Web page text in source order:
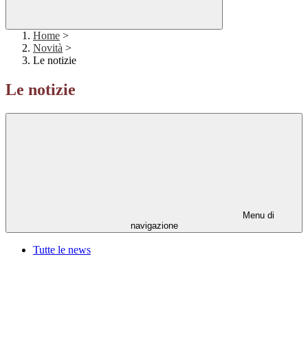
Home >
Novità >
Le notizie
Le notizie
Menu di
navigazione
Tutte le news